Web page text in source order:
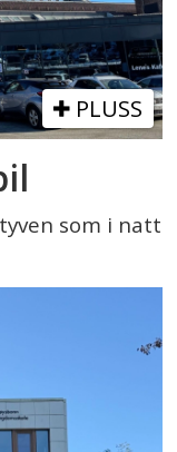
PLUSS
som i natt